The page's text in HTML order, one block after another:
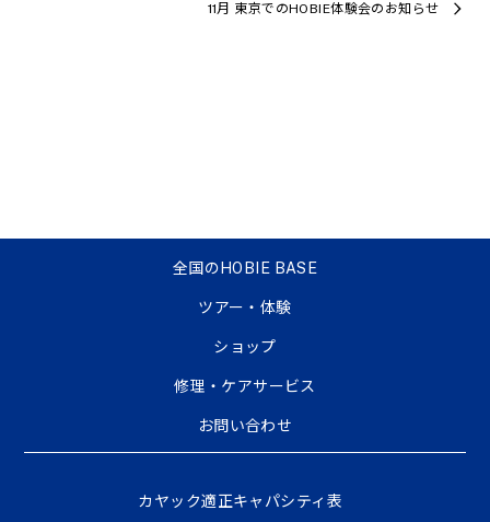
11月 東京でのHOBIE体験会のお知らせ
全国のHOBIE BASE
ツアー・体験
ショップ
修理・ケアサービス
お問い合わせ
カヤック適正キャパシティ表